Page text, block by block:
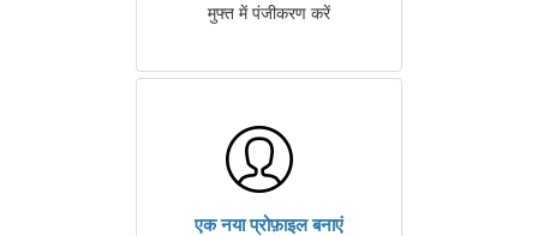
मुफ्त में पंजीकरण करें
एक नया प्रोफ़ाइल बनाएं